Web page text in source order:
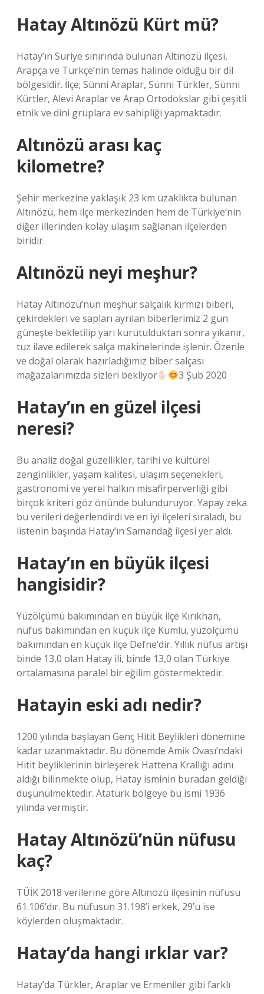
Hatay Altınözü Kürt mü?
Hatay’ın Suriye sınırında bulunan Altınözü ilçesi,
Arapça ve Türkçe’nin temas halinde olduğu bir dil
bölgesidir. İlçe; Sünni Araplar, Sünni Türkler, Sünni
Kürtler, Alevi Araplar ve Arap Ortodokslar gibi çeşitli
etnik ve dini gruplara ev sahipliği yapmaktadır.
Altınözü arası kaç
kilometre?
Şehir merkezine yaklaşık 23 km uzaklıkta bulunan
Altınözü, hem ilçe merkezinden hem de Türkiye’nin
diğer illerinden kolay ulaşım sağlanan ilçelerden
biridir.
Altınözü neyi meşhur?
Hatay Altınözü’nün meşhur salçalık kırmızı biberi,
çekirdekleri ve sapları ayrılan biberlerimiz 2 gün
güneşte bekletilip yarı kurutulduktan sonra yıkanır,
tuz ilave edilerek salça makinelerinde işlenir. Özenle
ve doğal olarak hazırladığımız biber salçası
mağazalarımızda sizleri bekliyor
3 Şub 2020
Hatay’ın en güzel ilçesi
neresi?
Bu analiz doğal güzellikler, tarihi ve kültürel
zenginlikler, yaşam kalitesi, ulaşım seçenekleri,
gastronomi ve yerel halkın misafirperverliği gibi
birçok kriteri göz önünde bulunduruyor. Yapay zeka
bu verileri değerlendirdi ve en iyi ilçeleri sıraladı, bu
listenin başında Hatay’ın Samandağ ilçesi yer aldı.
Hatay’ın en büyük ilçesi
hangisidir?
Yüzölçümü bakımından en büyük ilçe Kırıkhan,
nüfus bakımından en küçük ilçe Kumlu, yüzölçümü
bakımından en küçük ilçe Defne’dir. Yıllık nüfus artışı
binde 13,0 olan Hatay ili, binde 13,0 olan Türkiye
ortalamasına paralel bir eğilim göstermektedir.
Hatayin eski adı nedir?
1200 yılında başlayan Genç Hitit Beylikleri dönemine
kadar uzanmaktadır. Bu dönemde Amik Ovası’ndaki
Hitit beyliklerinin birleşerek Hattena Krallığı adını
aldığı bilinmekte olup, Hatay isminin buradan geldiği
düşünülmektedir. Atatürk bölgeye bu ismi 1936
yılında vermiştir.
Hatay Altınözü’nün nüfusu
kaç?
TÜİK 2018 verilerine göre Altınözü ilçesinin nüfusu
61.106’dır. Bu nüfusun 31.198’i erkek, 29’u ise
köylerden oluşmaktadır.
Hatay’da hangi ırklar var?
Hatay’da Türkler, Araplar ve Ermeniler gibi farklı